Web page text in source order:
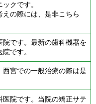
クです。
の際には、是非こちら
院です。最新の歯科機器を
です。
宮での一般治療の際は是
院です。当院の矯正サテ